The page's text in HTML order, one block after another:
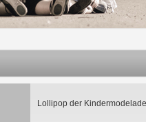
Lollipop der